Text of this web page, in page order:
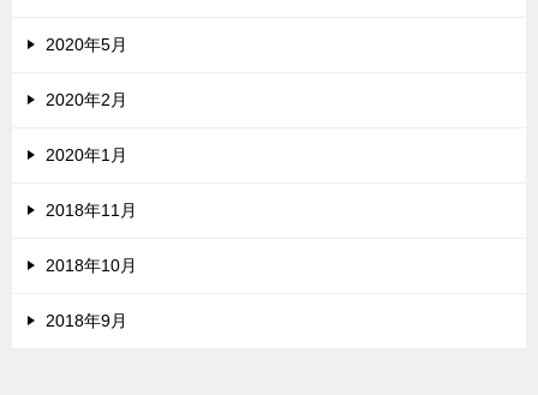
2020年5月
2020年2月
2020年1月
2018年11月
2018年10月
2018年9月